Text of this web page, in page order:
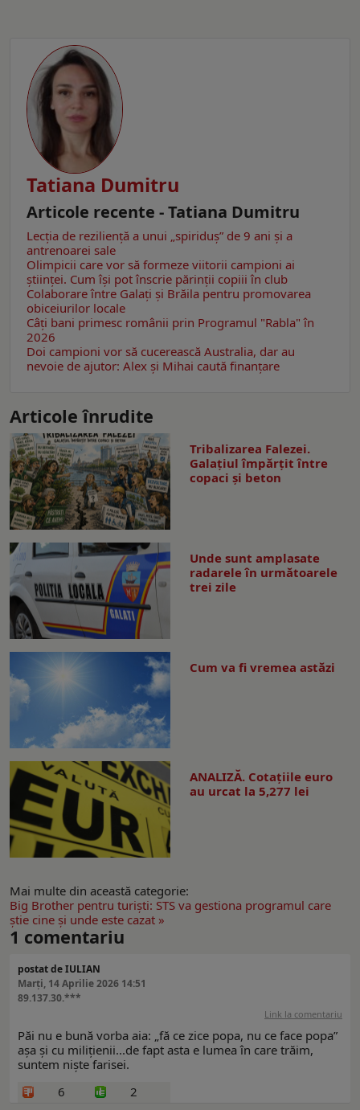
Tatiana Dumitru
Articole recente - Tatiana Dumitru
Lecția de reziliență a unui „spiriduș” de 9 ani și a
antrenoarei sale
Olimpicii care vor să formeze viitorii campioni ai
științei. Cum își pot înscrie părinții copiii în club
Colaborare între Galați și Brăila pentru promovarea
obiceiurilor locale
Câţi bani primesc românii prin Programul "Rabla" în
2026
Doi campioni vor să cucerească Australia, dar au
nevoie de ajutor: Alex și Mihai caută finanțare
Articole înrudite
Tribalizarea Falezei.
Galațiul împărțit între
copaci și beton
Unde sunt amplasate
radarele în următoarele
trei zile
Cum va fi vremea astăzi
ANALIZĂ. Cotațiile euro
au urcat la 5,277 lei
Mai multe din această categorie:
Big Brother pentru turişti: STS va gestiona programul care
ştie cine şi unde este cazat »
1 comentariu
postat de IULIAN
Marți, 14 Aprilie 2026 14:51
89.137.30.***
Link la comentariu
Păi nu e bună vorba aia: „fă ce zice popa, nu ce face popa”
așa și cu milițienii...de fapt asta e lumea în care trăim,
suntem niște farisei.
6
2